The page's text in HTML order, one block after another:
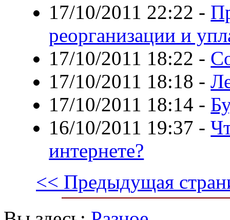
17/10/2011 22:22 -
реорганизации и
17/10/2011 18:22 -
17/10/2011 18:18 -
17/10/2011 18:14 -
16/10/2011 19:37 -
интернете?
<< Предыдущая